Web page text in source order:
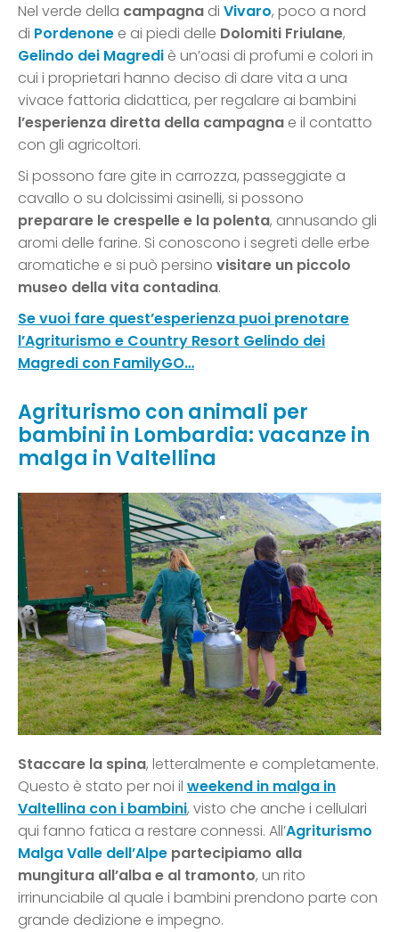
Nel verde della campagna di Vivaro, poco a nord
di Pordenone e ai piedi delle Dolomiti Friulane,
Gelindo dei Magredi è un’oasi di profumi e colori in
cui i proprietari hanno deciso di dare vita a una
vivace fattoria didattica, per regalare ai bambini
l’esperienza diretta della campagna e il contatto
con gli agricoltori.
Si possono fare gite in carrozza, passeggiate a
cavallo o su dolcissimi asinelli, si possono
preparare le crespelle e la polenta, annusando gli
aromi delle farine. Si conoscono i segreti delle erbe
aromatiche e si può persino visitare un piccolo
museo della vita contadina.
Se vuoi fare quest’esperienza puoi prenotare
l’Agriturismo e Country Resort Gelindo dei
Magredi con FamilyGO…
Agriturismo con animali per
bambini in Lombardia: vacanze in
malga in Valtellina
Staccare la spina, letteralmente e completamente.
Questo è stato per noi il weekend in malga in
Valtellina con i bambini, visto che anche i cellulari
qui fanno fatica a restare connessi. All’Agriturismo
Malga Valle dell’Alpe partecipiamo alla
mungitura all’alba e al tramonto, un rito
irrinunciabile al quale i bambini prendono parte con
grande dedizione e impegno.